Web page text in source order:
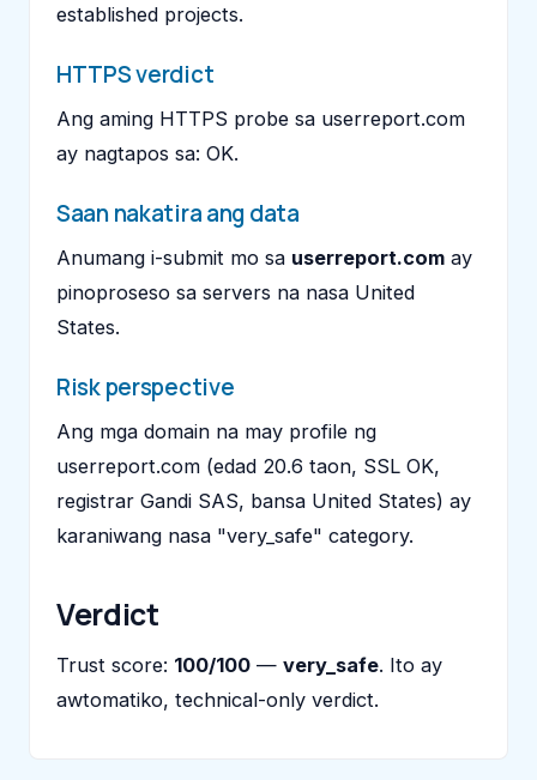
established projects.
HTTPS verdict
Ang aming HTTPS probe sa userreport.com
ay nagtapos sa: OK.
Saan nakatira ang data
Anumang i-submit mo sa userreport.com ay
pinoproseso sa servers na nasa United
States.
Risk perspective
Ang mga domain na may profile ng
userreport.com (edad 20.6 taon, SSL OK,
registrar Gandi SAS, bansa United States) ay
karaniwang nasa "very_safe" category.
Verdict
Trust score: 100/100 — very_safe. Ito ay
awtomatiko, technical-only verdict.